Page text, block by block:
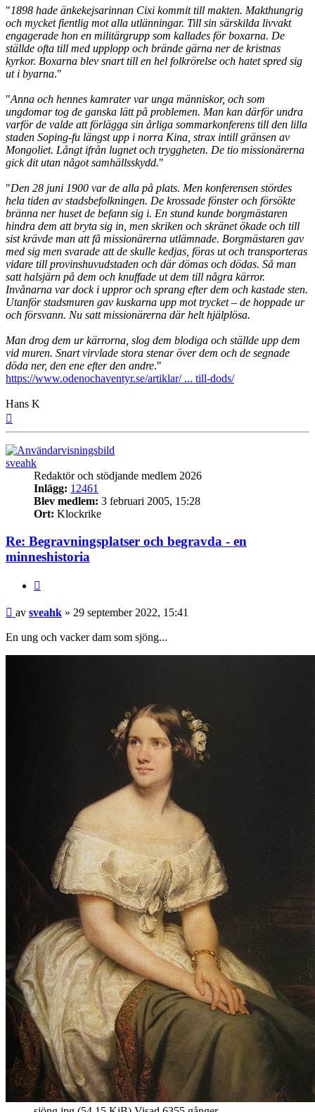
"1898 hade änkekejsarinnan Cixi kommit till makten. Makthungrig
och mycket fientlig mot alla utlänningar. Till sin särskilda livvakt
engagerade hon en militärgrupp som kallades för boxarna. De
ställde ofta till med upplopp och brände gärna ner de kristnas
kyrkor. Boxarna blev snart till en hel folkrörelse och hatet spred sig
ut i byarna."
"Anna och hennes kamrater var unga människor, och som
ungdomar tog de ganska lätt på problemen. Man kan därför undra
varför de valde att förlägga sin årliga sommarkonferens till den lilla
staden Soping-fu längst upp i norra Kina, strax intill gränsen av
Mongoliet. Långt ifrån lugnet och tryggheten. De tio missionärerna
gick dit utan något samhällsskydd."
"Den 28 juni 1900 var de alla på plats. Men konferensen stördes
hela tiden av stadsbefolkningen. De krossade fönster och försökte
bränna ner huset de befann sig i. En stund kunde borgmästaren
hindra dem att bryta sig in, men skriken och skränet ökade och till
sist krävde man att få missionärerna utlämnade. Borgmästaren gav
med sig men svarade att de skulle kedjas, föras ut och transporteras
vidare till provinshuvudstaden och där dömas och dödas. Så man
satt halsjärn på dem och knuffade ut dem till några kärror.
Invånarna var dock i uppror och sprang efter dem och kastade sten.
Utanför stadsmuren gav kuskarna upp mot trycket – de hoppade ur
och försvann. Nu satt missionärerna där helt hjälplösa.
Man drog dem ur kärrorna, slog dem blodiga och ställde upp dem
vid muren. Snart virvlade stora stenar över dem och de segnade
döda ner, den ene efter den andre."
https://www.odenochaventyr.se/artiklar/ ... till-dods/
Hans K
sveahk
Redaktör och stödjande medlem 2026
Inlägg: 12461
Blev medlem: 3 februari 2005, 15:28
Ort: Klockrike
Re: Begravningsplatser och begravda - en
minneshistoria
Inlägg
av sveahk » 29 september 2022, 15:41
En ung och vacker dam som sjöng...